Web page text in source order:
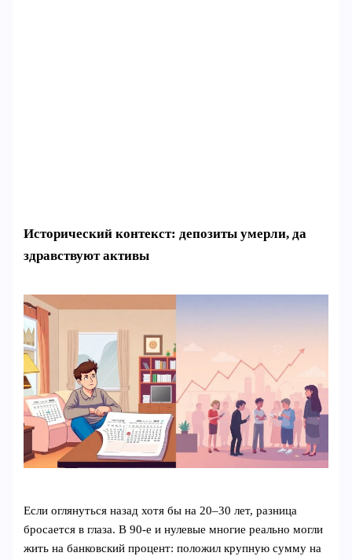
Исторический контекст: депозиты умерли, да
здравствуют активы
Если оглянуться назад хотя бы на 20–30 лет, разница
бросается в глаза. В 90‑е и нулевые многие реально могли
жить на банковский процент: положил крупную сумму на